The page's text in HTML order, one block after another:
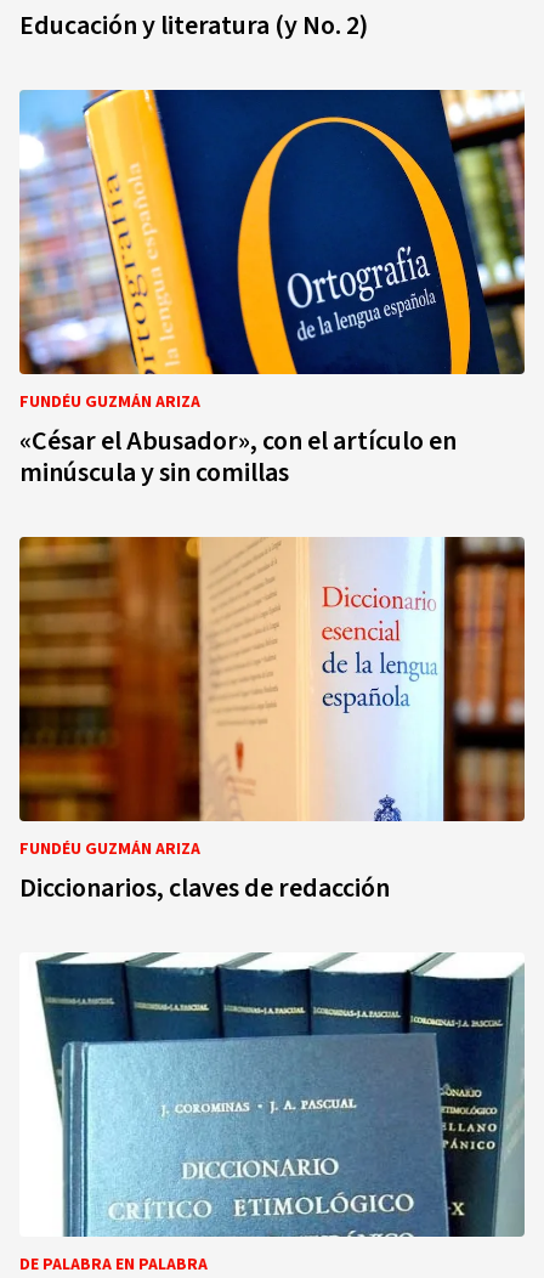
Educación y literatura (y No. 2)
FUNDÉU GUZMÁN ARIZA
«César el Abusador», con el artículo en
minúscula y sin comillas
FUNDÉU GUZMÁN ARIZA
Diccionarios, claves de redacción
DE PALABRA EN PALABRA